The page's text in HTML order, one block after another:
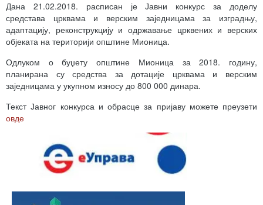
Дана 21.02.2018. расписан је Јавни конкурс за доделу
средстава црквама и верским заједницама за изградњу,
адаптацију, реконструкцију и одржавање црквених и верских
објеката на територији општине Мионица.
Одлуком о буџету општине Мионица за 2018. годину,
планирана су средства за дотације црквама и верским
заједницама у укупном износу до 800 000 динара.
Текст Јавног конкурса и обрасце за пријаву можете преузети
овде